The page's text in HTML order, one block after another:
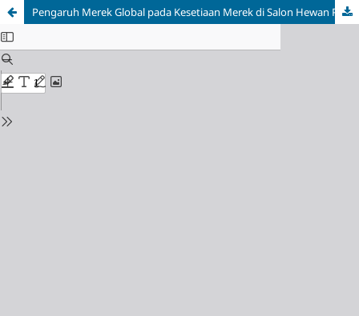
Pengaruh Merek Global pada Kesetiaan Merek di Salon Hewan Peliharaan